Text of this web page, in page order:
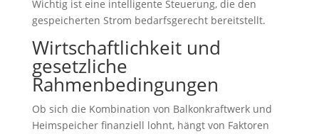
Wichtig ist eine intelligente Steuerung, die den
gespeicherten Strom bedarfsgerecht bereitstellt.
Wirtschaftlichkeit und
gesetzliche
Rahmenbedingungen
Ob sich die Kombination von Balkonkraftwerk und
Heimspeicher finanziell lohnt, hängt von Faktoren